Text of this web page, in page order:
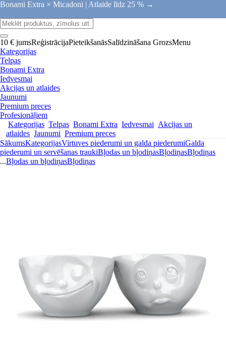
Bonami Extra × Micadoni | Atlaide līdz 25 % →
10 € jumsReģistrācijaPieteikšanāsSalīdzināšana GrozsMenu
Kategorijas
Telpas
Bonami Extra
Iedvesmai
Akcijas un atlaides
Jaunumi
Premium preces
Profesionāļiem
Kategorijas Telpas Bonami Extra Iedvesmai Akcijas un
atlaides Jaunumi Premium preces
SākumsKategorijasVirtuves piederumi un galda piederumiGalda
piederumi un servēšanas traukiBļodas un bļodiņasBļodiņasBļodiņas
...Bļodas un bļodiņasBļodiņas